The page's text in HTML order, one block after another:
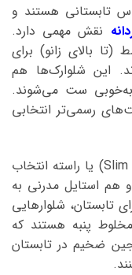
تابستانی هستند و
نقش مهمی دارد.
(تا بالای زانو) برای
این شلوارک‌ها هم
ست می‌شوند.
رسمی‌تر انتخابی
بهتر است شلوارهایی با برش باریک (Slim Fit) یا راسته انتخاب
هم استایل مدرنی به
تابستان، شلوارهایی
پنبه هستند که
ضخیم در تابستان